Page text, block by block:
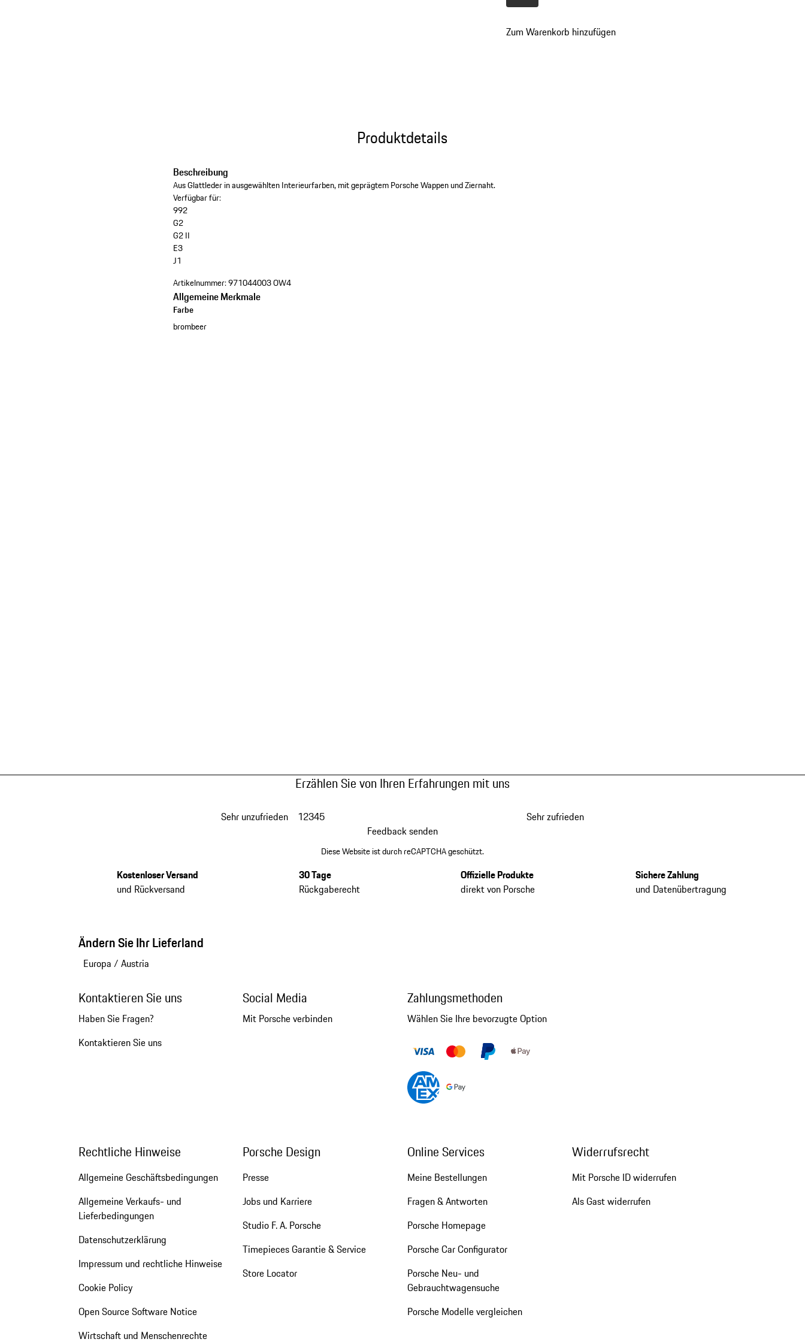
zu
Zum Warenkorb hinzufügen
Produktdetails
Beschreibung
Aus Glattleder in ausgewählten Interieurfarben, mit geprägtem Porsche Wappen und Ziernaht.
Verfügbar für:
992
G2
G2 II
E3
J1
Artikelnummer:971044003 OW4
Allgemeine Merkmale
Farbe
brombeer
Erzählen Sie von Ihren Erfahrungen mit uns
Sehr unzufrieden 12345
Sehr zufrieden
Feedback senden
Diese Website ist durch reCAPTCHA geschützt.
Kostenloser Versand
und Rückversand
30 Tage
Rückgaberecht
Offizielle Produkte
direkt von Porsche
Sichere Zahlung
und Datenübertragung
Ändern Sie Ihr Lieferland
Europa / Austria
Kontaktieren Sie uns
Haben Sie Fragen?
Kontaktieren Sie uns
Social Media
Mit Porsche verbinden
Zahlungsmethoden
Wählen Sie Ihre bevorzugte Option
Rechtliche Hinweise
Allgemeine Geschäftsbedingungen
Allgemeine Verkaufs- und
Lieferbedingungen
Datenschutzerklärung
Impressum und rechtliche Hinweise
Cookie Policy
Open Source Software Notice
Wirtschaft und Menschenrechte
Porsche Design
Presse
Jobs und Karriere
Studio F. A. Porsche
Timepieces Garantie & Service
Store Locator
Online Services
Meine Bestellungen
Fragen & Antworten
Porsche Homepage
Porsche Car Configurator
Porsche Neu- und
Gebrauchtwagensuche
Porsche Modelle vergleichen
Widerrufsrecht
Mit Porsche ID widerrufen
Als Gast widerrufen